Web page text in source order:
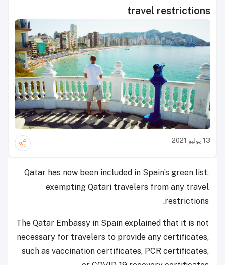
travel restrictions
13 يوليو 2021
Qatar has now been included in Spain’s green list,
exempting Qatari travelers from any travel
restrictions.
The Qatar Embassy in Spain explained that it is not
necessary for travelers to provide any certificates,
such as vaccination certificates, PCR certificates,